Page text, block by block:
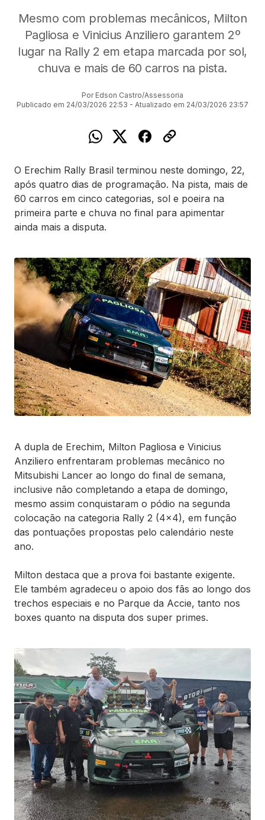
Mesmo com problemas mecânicos, Milton
Pagliosa e Vinicius Anziliero garantem 2º
lugar na Rally 2 em etapa marcada por sol,
chuva e mais de 60 carros na pista.
Por Edson Castro/Assessoria
Publicado em 24/03/2026 22:53 - Atualizado em 24/03/2026 23:57
O Erechim Rally Brasil terminou neste domingo, 22,
após quatro dias de programação. Na pista, mais de
60 carros em cinco categorias, sol e poeira na
primeira parte e chuva no final para apimentar
ainda mais a disputa.
A dupla de Erechim, Milton Pagliosa e Vinicius
Anziliero enfrentaram problemas mecânico no
Mitsubishi Lancer ao longo do final de semana,
inclusive não completando a etapa de domingo,
mesmo assim conquistaram o pódio na segunda
colocação na categoria Rally 2 (4x4), em função
das pontuações propostas pelo calendário neste
ano.
Milton destaca que a prova foi bastante exigente.
Ele também agradeceu o apoio dos fãs ao longo dos
trechos especiais e no Parque da Accie, tanto nos
boxes quanto na disputa dos super primes.